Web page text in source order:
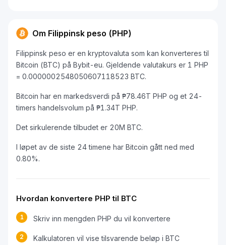
Om Filippinsk peso (PHP)
Filippinsk peso er en kryptovaluta som kan konverteres til
Bitcoin (BTC) på Bybit-eu. Gjeldende valutakurs er 1 PHP
= 0.0000002548050607118523 BTC.
Bitcoin har en markedsverdi på ₱78.46T PHP og et 24-
timers handelsvolum på ₱1.34T PHP.
Det sirkulerende tilbudet er 20M BTC.
I løpet av de siste 24 timene har Bitcoin gått ned med
0.80%.
Hvordan konvertere PHP til BTC
1 Skriv inn mengden PHP du vil konvertere
2 Kalkulatoren vil vise tilsvarende beløp i BTC